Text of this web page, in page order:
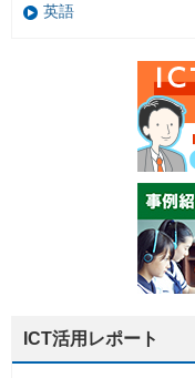
英語
ICT活用レポート